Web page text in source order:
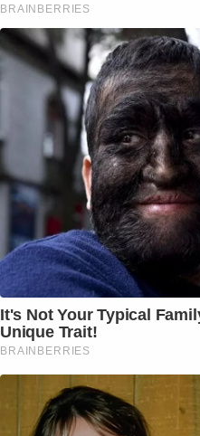
BRAINBERRIES
It's Not Your Typical
Unique Trait!
BRAINBERRIES